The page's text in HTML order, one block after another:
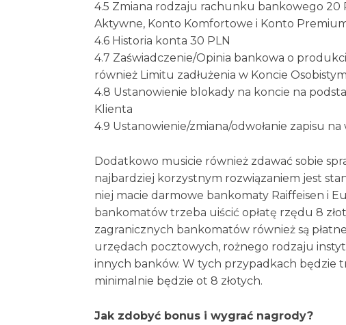
4.5 Zmiana rodzaju rachunku bankowego 20
Aktywne, Konto Komfortowe i Konto
4.6 Historia konta 30 PLN
4.7 Zaświadczenie/Opinia bankowa o
również Limitu zadłużenia w Koncie
4.8 Ustanowienie blokady na koncie na
Klienta
4.9 Ustanowienie/zmiana/odwołanie zapisu
Dodatkowo musicie również zdawać sobie
najbardziej korzystnym rozwiązaniem jest
niej macie darmowe bankomaty Raiffeisen i
bankomatów trzeba uiścić opłatę rzędu 8
zagranicznych bankomatów również są
urzędach pocztowych, rożnego rodzaju
innych banków. W tych przypadkach będzie
minimalnie będzie ot 8 złotych.
Jak zdobyć bonus i wygrać nagrody?